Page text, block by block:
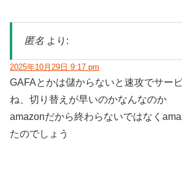
匿名 より:
2025年10月29日 9:17 pm
GAFAとかは儲からないと速攻でサー
ね、切り替えが早いのかなんなのか
amazonだから終わらないではなく
たのでしょう